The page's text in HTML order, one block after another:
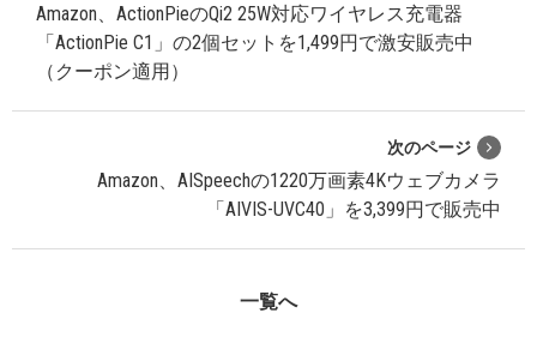
Amazon、ActionPieのQi2 25W対応ワイヤレス充電器
「ActionPie C1」の2個セットを1,499円で激安販売中
（クーポン適用）
次のページ
Amazon、AISpeechの1220万画素4Kウェブカメラ
「AIVIS-UVC40」を3,399円で販売中
一覧へ